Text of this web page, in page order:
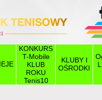
KONKURS
T-Mobile
KLUB
ROKU
Tenis10
KLUBY I
OŚRODKI